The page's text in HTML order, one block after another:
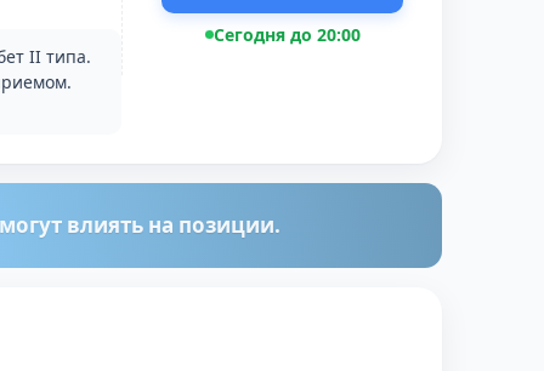
II типа.
Сегодня до 20:00
влиять на позиции.